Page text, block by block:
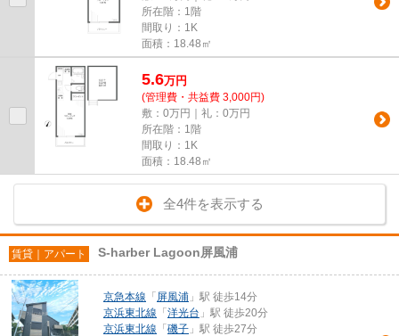
所在階：1階
間取り：1K
面積：18.48㎡
5.6万円
(管理費・共益費 3,000円)
敷：0万円｜礼：0万円
所在階：1階
間取り：1K
面積：18.48㎡
全4件を表示する
賃貸｜アパート S-harber Lagoon屏風浦
京急本線 「 屏風浦 」駅 徒歩14分
京浜東北線 「 洋光台 」駅 徒歩20分
京浜東北線 「 磯子 」駅 徒歩27分